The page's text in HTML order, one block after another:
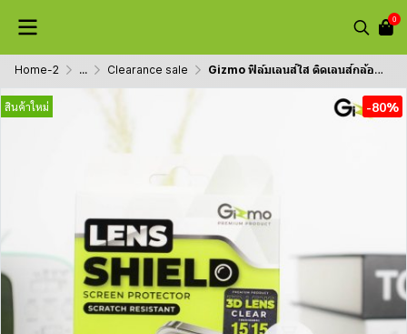
0
Home-2 ... Clearance sale Gizmo ฟิล์มเลนส์ใส ติดเลนส์กล้อง 3D Camera Lens ซีรีย์ 12/13/14/15 รุ่น GL-001
สินค้าใหม่ -80%